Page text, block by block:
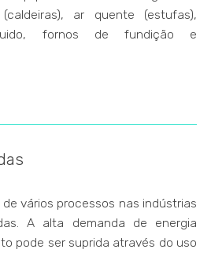
ar quente (estufas),
fornos de fundição e
vários processos nas indústrias
A alta demanda de energia
pode ser suprida através do uso